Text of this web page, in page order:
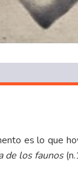
es lo que
de los faunos